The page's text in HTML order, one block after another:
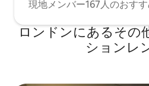
現地メンバー167人のおす
ロンドンにあるその
ションレ